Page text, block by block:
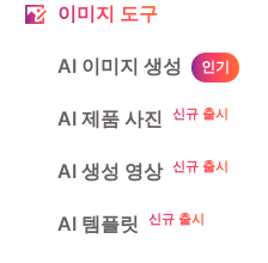
이미지 도구
AI 이미지 생성 인기
AI 제품 사진 신규 출시
AI 생성 영상 신규 출시
AI 템플릿 신규 출시